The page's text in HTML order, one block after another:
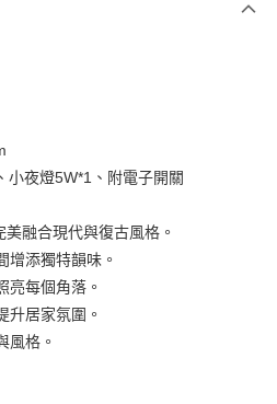
後才付款」的支付方式。 讓您購物簡單
小夜燈5W*1、附電子開關
融合現代與復古風格。
增添獨特韻味。
亮每個角落。
升居家氛圍。
風格。